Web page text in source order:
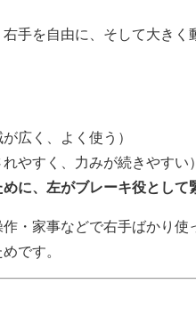
右手を自由に、そして大きく
広く、よく使う）
やすく、力みが続きやすい）
に、左がブレーキ役として
・家事などで右手ばかり使
です。